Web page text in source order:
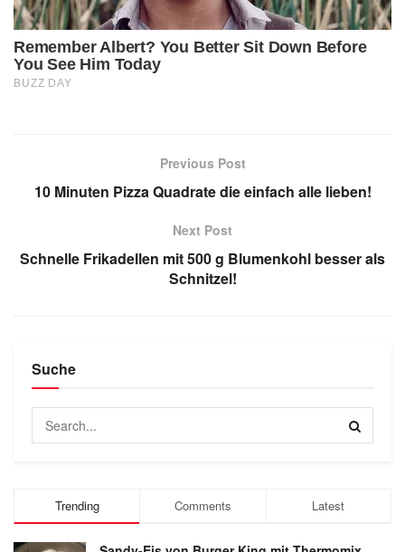
Previous Post
10 Minuten Pizza Quadrate die einfach alle lieben!
Next Post
Schnelle Frikadellen mit 500 g Blumenkohl besser als
Schnitzel!
Suche
Trending Comments Latest